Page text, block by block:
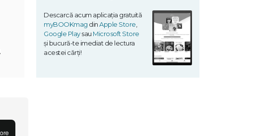
Descarcă acum aplicația gratuită
myBOOKmag dinApple Store
Google Playsau Microsoft Store
și bucură-te imediat de lectura
acestei cărți!